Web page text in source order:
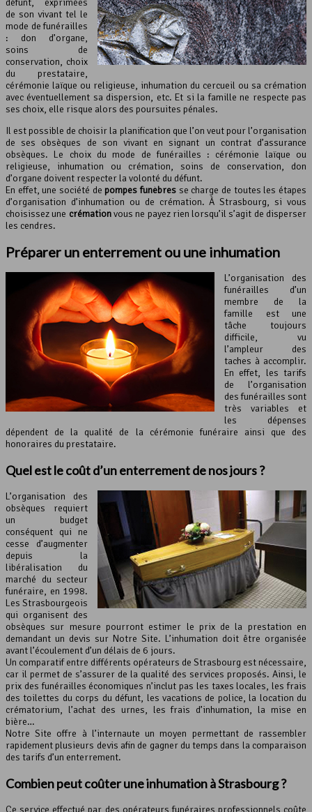
défunt, exprimées
de son vivant tel le
mode de funérailles
: don d’organe,
soins de
conservation, choix
du prestataire,
cérémonie laïque ou religieuse, inhumation du cercueil ou sa crémation
avec éventuellement sa dispersion, etc. Et si la famille ne respecte pas
ses choix, elle risque alors des poursuites pénales.
Il est possible de choisir la planification que l’on veut pour l’organisation
de ses obsèques de son vivant en signant un contrat d’assurance
obsèques. Le choix du mode de funérailles : cérémonie laïque ou
religieuse, inhumation ou crémation, soins de conservation, don
d’organe doivent respecter la volonté du défunt.
En effet, une société de pompes funèbres se charge de toutes les étapes
d’organisation d’inhumation ou de crémation. À Strasbourg, si vous
choisissez une crémationvous ne payez rien lorsqu’il s’agit de disperser
les cendres.
Préparer un enterrement ou une inhumation
L’organisation des
funérailles d’un
membre de la
famille est une
tâche toujours
difficile, vu
l’ampleur des
taches à accomplir.
En effet, les tarifs
de l’organisation
des funérailles sont
très variables et
les dépenses
dépendent de la qualité de la cérémonie funéraire ainsi que des
honoraires du prestataire.
Quel est le coût d’un enterrement de nos jours ?
L’organisation des
obsèques requiert
un budget
conséquent qui ne
cesse d’augmenter
depuis la
libéralisation du
marché du secteur
funéraire, en 1998.
Les Strasbourgeois
qui organisent des
obsèques sur mesure pourront estimer le prix de la prestation en
demandant un devis sur Notre Site. L’inhumation doit être organisée
avant l’écoulement d’un délais de 6 jours.
Un comparatif entre différents opérateurs de Strasbourg est nécessaire,
car il permet de s’assurer de la qualité des services proposés. Ainsi, le
prix des funérailles économiques n’inclut pas les taxes locales, les frais
des toilettes du corps du défunt, les vacations de police, la location du
crématorium, l’achat des urnes, les frais d’inhumation, la mise en
bière…
Notre Site offre à l’internaute un moyen permettant de rassembler
rapidement plusieurs devis afin de gagner du temps dans la comparaison
des tarifs d’un enterrement.
Combien peut coûter une inhumation à Strasbourg ?
Ce service effectué par des opérateurs funéraires professionnels coûte